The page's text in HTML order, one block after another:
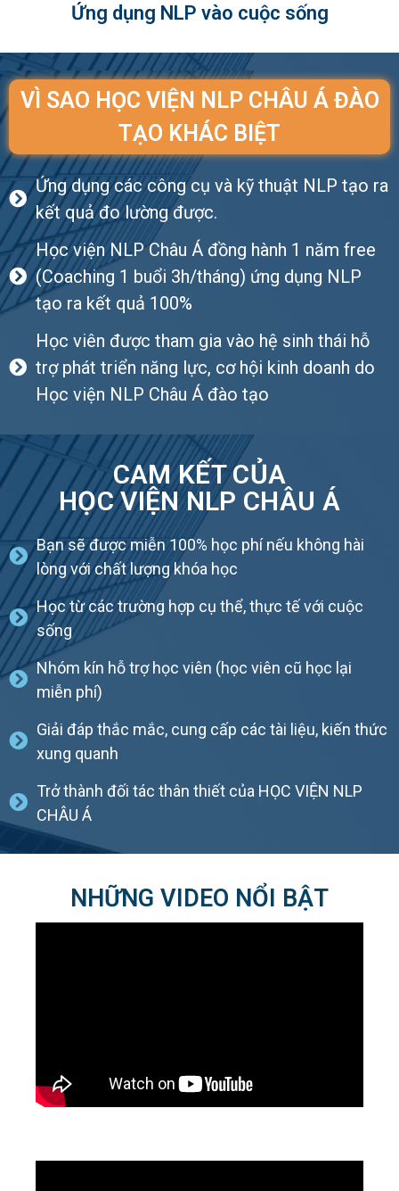
Ứng dụng NLP vào cuộc sống
VÌ SAO HỌC VIỆN NLP CHÂU Á ĐÀO
TẠO KHÁC BIỆT
Ứng dụng các công cụ và kỹ thuật NLP tạo ra
kết quả đo lường được.
Học viện NLP Châu Á đồng hành 1 năm free
(Coaching 1 buổi 3h/tháng) ứng dụng NLP
tạo ra kết quả 100%
Học viên được tham gia vào hệ sinh thái hỗ
trợ phát triển năng lực, cơ hội kinh doanh do
Học viện NLP Châu Á đào tạo
CAM KẾT CỦA
HỌC VIỆN NLP CHÂU Á
Bạn sẽ được miễn 100% học phí nếu không hài
lòng với chất lượng khóa học
Học từ các trường hợp cụ thể, thực tế với cuộc
sống
Nhóm kín hỗ trợ học viên (học viên cũ học lại
miễn phí)
Giải đáp thắc mắc, cung cấp các tài liệu, kiến thức
xung quanh
Trở thành đối tác thân thiết của HỌC VIỆN NLP
CHÂU Á
NHỮNG VIDEO NỔI BẬT